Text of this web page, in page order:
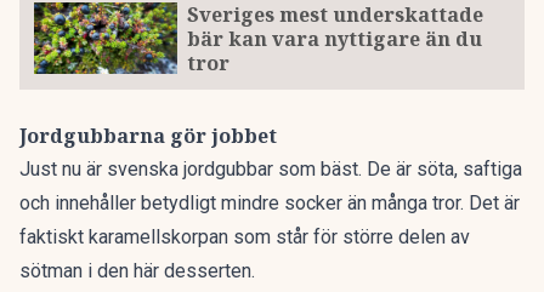
Sveriges mest underskattade
bär kan vara nyttigare än du
tror
Jordgubbarna gör jobbet
Just nu är svenska jordgubbar som bäst. De är söta, saftiga
och innehåller betydligt mindre socker än många tror. Det är
faktiskt karamellskorpan som står för större delen av
sötman i den här desserten.